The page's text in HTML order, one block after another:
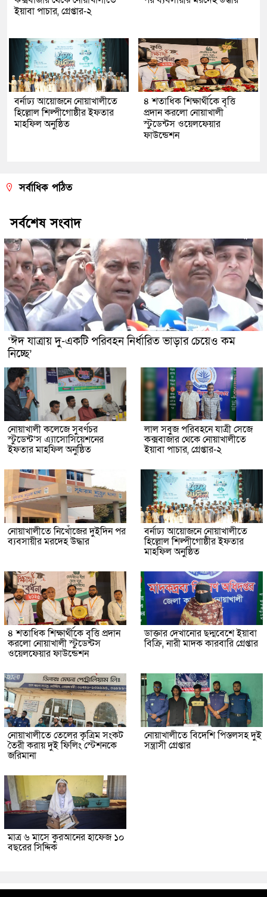
ইয়াবা পাচার, গ্রেপ্তার-২
বর্নাঢ্য আয়োজনে নোয়াখালীতে
হিল্লোল শিল্পীগোষ্ঠীর ইফতার
মাহফিল অনুষ্ঠিত
৪ শতাধিক শিক্ষার্থীকে বৃত্তি
প্রদান করলো নোয়াখালী
স্টুডেন্টস ওয়েলফেয়ার
ফাউন্ডেশন
সর্বাধিক পঠিত
সর্বশেষ সংবাদ
‘ঈদ যাত্রায় দু-একটি পরিবহন নির্ধারিত ভাড়ার চেয়েও কম
নিচ্ছে’
নোয়াখালী কলেজে সুবর্ণচর
স্টুডেন্ট’স এ্যাসোসিয়েশনের
ইফতার মাহফিল অনুষ্ঠিত
লাল সবুজ পরিবহনে যাত্রী সেজে
কক্সবাজার থেকে নোয়াখালীতে
ইয়াবা পাচার, গ্রেপ্তার-২
নোয়াখালীতে নিখোঁজের দুইদিন পর
ব্যবসায়ীর মরদেহ উদ্ধার
বর্নাঢ্য আয়োজনে নোয়াখালীতে
হিল্লোল শিল্পীগোষ্ঠীর ইফতার
মাহফিল অনুষ্ঠিত
৪ শতাধিক শিক্ষার্থীকে বৃত্তি প্রদান
করলো নোয়াখালী স্টুডেন্টস
ওয়েলফেয়ার ফাউন্ডেশন
ডাক্তার দেখানোর ছদ্মবেশে ইয়াবা
বিক্রি, নারী মাদক কারবারি গ্রেপ্তার
নোয়াখালীতে তেলের কৃত্রিম সংকট
তৈরী করায় দুই ফিলিং স্টেশনকে
জরিমানা
নোয়াখালীতে বিদেশি পিস্তলসহ দুই
সন্ত্রাসী গ্রেপ্তার
মাত্র ৬ মাসে কুরআনের হাফেজ ১০
বছরের সিদ্দিক